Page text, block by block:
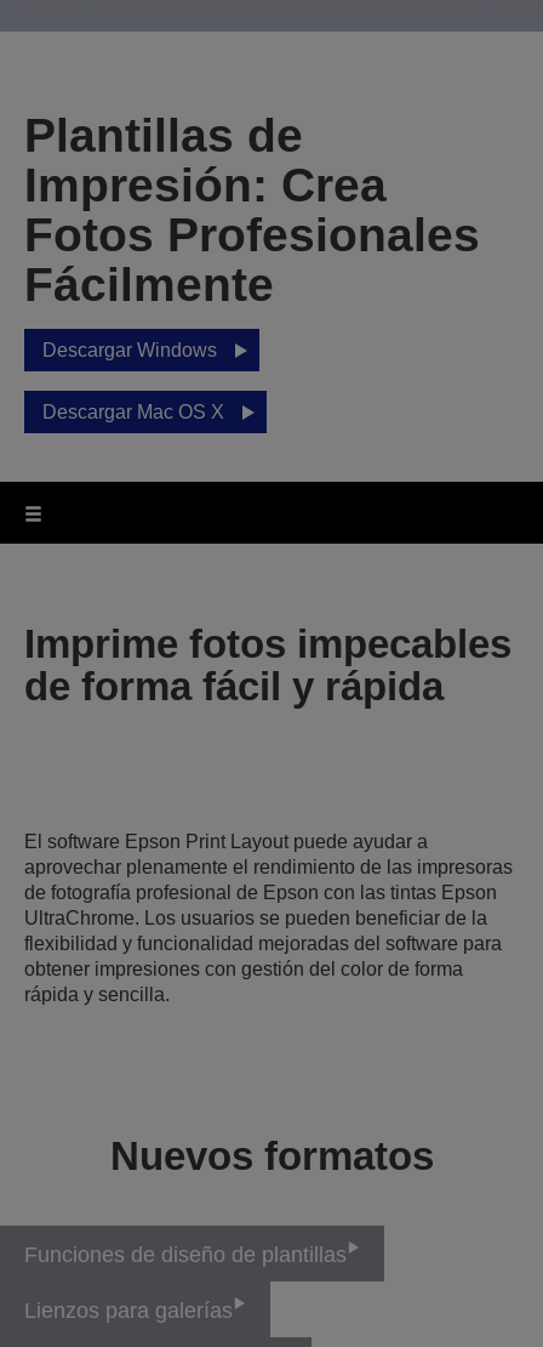
Plantillas de
Impresión: Crea
Fotos Profesionales
Fácilmente
Descargar Windows
Descargar Mac OS X
Imprime fotos impecables
de forma fácil y rápida
El software Epson Print Layout puede ayudar a
aprovechar plenamente el rendimiento de las impresoras
de fotografía profesional de Epson con las tintas Epson
UltraChrome. Los usuarios se pueden beneficiar de la
flexibilidad y funcionalidad mejoradas del software para
obtener impresiones con gestión del color de forma
rápida y sencilla.
Nuevos formatos
Funciones de diseño de plantillas
Lienzos para galerías